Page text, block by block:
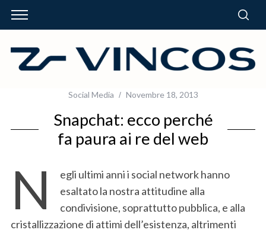
Social Media Novembre 18, 2013
Snapchat: ecco perché
fa paura ai re del web
N
egli ultimi anni i social network hanno
esaltato la nostra attitudine alla
condivisione, soprattutto pubblica, e alla
cristallizzazione di attimi dell’esistenza, altrimenti